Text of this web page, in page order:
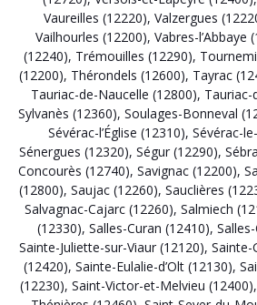
Vaureilles (12220), Valzergues
Vailhourles (12200), Vabres-l’Abbaye
(12240), Trémouilles (12290),
(12200), Thérondels (12600), Tayrac
Tauriac-de-Naucelle (12800), Tauriac-
Sylvanès (12360), Soulages-Bonneval
Sévérac-l’Église (12310), Sévérac-
Sénergues (12320), Ségur (12290),
Concourès (12740), Savignac (12200),
(12800), Saujac (12260), Sauclières
Salvagnac-Cajarc (12260), Salmiech
(12330), Salles-Curan (12410),
Sainte-Juliette-sur-Viaur (12120), Sainte-
(12420), Sainte-Eulalie-d’Olt (12130),
(12230), Saint-Victor-et-Melvieu (12400),